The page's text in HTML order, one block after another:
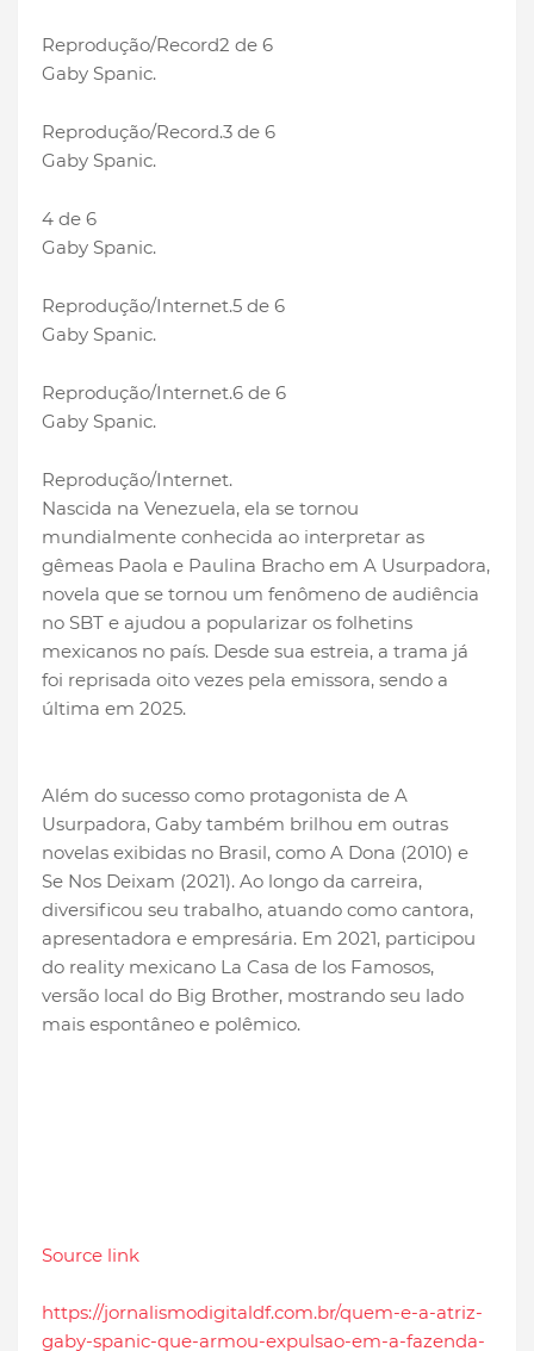
Reprodução/Record2 de 6
Gaby Spanic.
Reprodução/Record.3 de 6
Gaby Spanic.
4 de 6
Gaby Spanic.
Reprodução/Internet.5 de 6
Gaby Spanic.
Reprodução/Internet.6 de 6
Gaby Spanic.
Reprodução/Internet.
Nascida na Venezuela, ela se tornou
mundialmente conhecida ao interpretar as
gêmeas Paola e Paulina Bracho em A Usurpadora,
novela que se tornou um fenômeno de audiência
no SBT e ajudou a popularizar os folhetins
mexicanos no país. Desde sua estreia, a trama já
foi reprisada oito vezes pela emissora, sendo a
última em 2025.
Além do sucesso como protagonista de A
Usurpadora, Gaby também brilhou em outras
novelas exibidas no Brasil, como A Dona (2010) e
Se Nos Deixam (2021). Ao longo da carreira,
diversificou seu trabalho, atuando como cantora,
apresentadora e empresária. Em 2021, participou
do reality mexicano La Casa de los Famosos,
versão local do Big Brother, mostrando seu lado
mais espontâneo e polêmico.
Source link
https://jornalismodigitaldf.com.br/quem-e-a-atriz-
gaby-spanic-que-armou-expulsao-em-a-fazenda-